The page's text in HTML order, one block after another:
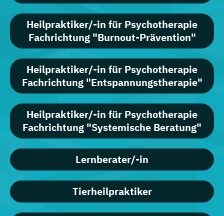
Heilpraktiker/-in für Psychotherapie
Fachrichtung "Burnout-Prävention"
Heilpraktiker/-in für Psychotherapie
Fachrichtung "Entspannungstherapie"
Heilpraktiker/-in für Psychotherapie
Fachrichtung "Systemische Beratung"
Lernberater/-in
Tierheilpraktiker